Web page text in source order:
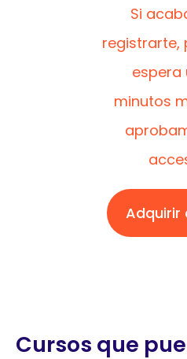
Si
registrarte,
espera
minutos
Adquirir
Cursos que